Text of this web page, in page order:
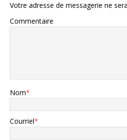
Votre adresse de messagerie ne
Commentaire
Nom*
Courriel*